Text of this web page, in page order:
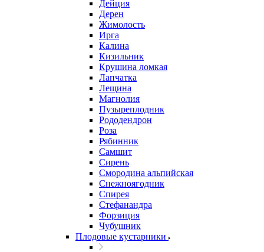
Дейция
Дерен
Жимолость
Ирга
Калина
Кизильник
Крушина ломкая
Лапчатка
Лещина
Магнолия
Пузыреплодник
Рододендрон
Роза
Рябинник
Самшит
Сирень
Смородина альпийская
Снежноягодник
Спирея
Стефанандра
Форзиция
Чубушник
Плодовые кустарники